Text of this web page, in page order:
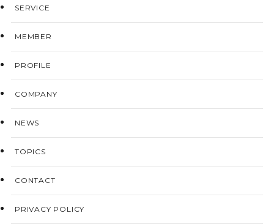
SERVICE
MEMBER
PROFILE
COMPANY
NEWS
TOPICS
CONTACT
PRIVACY POLICY